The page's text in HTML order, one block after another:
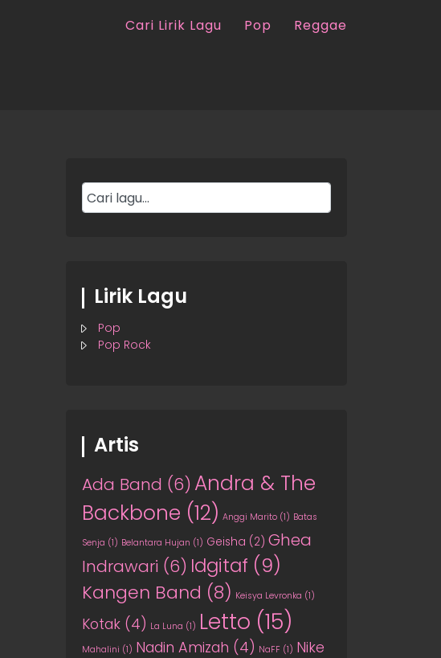
Cari Lirik Lagu Pop Reggae
Lirik Lagu
Pop
Pop Rock
Artis
Ada Band (6) Andra & The
Backbone (12) Anggi Marito (1) Batas
Senja (1) Belantara Hujan (1) Geisha (2) Ghea
Indrawari (6) Idgitaf (9)
Kangen Band (8) Keisya Levronka (1)
Kotak (4) La Luna (1) Letto (15)
Mahalini (1) Nadin Amizah (4) NaFF (1) Nike